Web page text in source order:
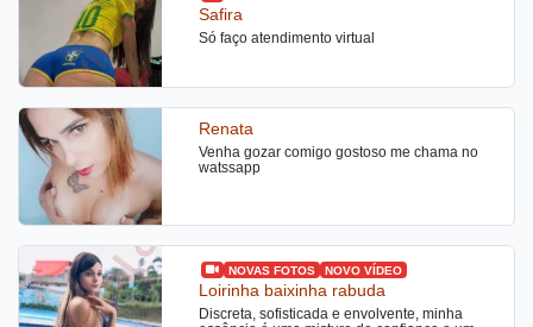
Safira
Só faço atendimento virtual
Renata
Venha gozar comigo gostoso me chama no
watssapp
NOVAS FOTOS NOVO VÍDEO
Loirinha baixinha rabuda
Discreta, sofisticada e envolvente, minha